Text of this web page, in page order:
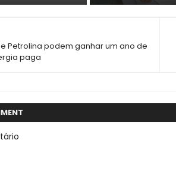
Petrolina podem ganhar um ano de
paga